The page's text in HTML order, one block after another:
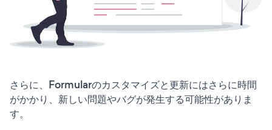
さらに、Formularのカスタマイズと更新にはさらに時間
がかかり、新しい問題やバグが発生する可能性がありま
す。